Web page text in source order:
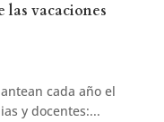
las vacaciones
cada año el
y docentes:...